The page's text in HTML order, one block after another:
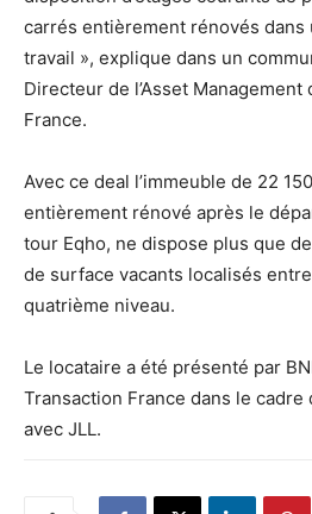
carrés entièrement rénovés dans
travail », explique dans un
Directeur de l’Asset Management
France.
Avec ce deal l’immeuble de 22
entièrement rénové après le
tour Eqho, ne dispose plus que
de surface vacants localisés
quatrième niveau.
Le locataire a été présenté par
Transaction France dans le cadre
avec JLL.